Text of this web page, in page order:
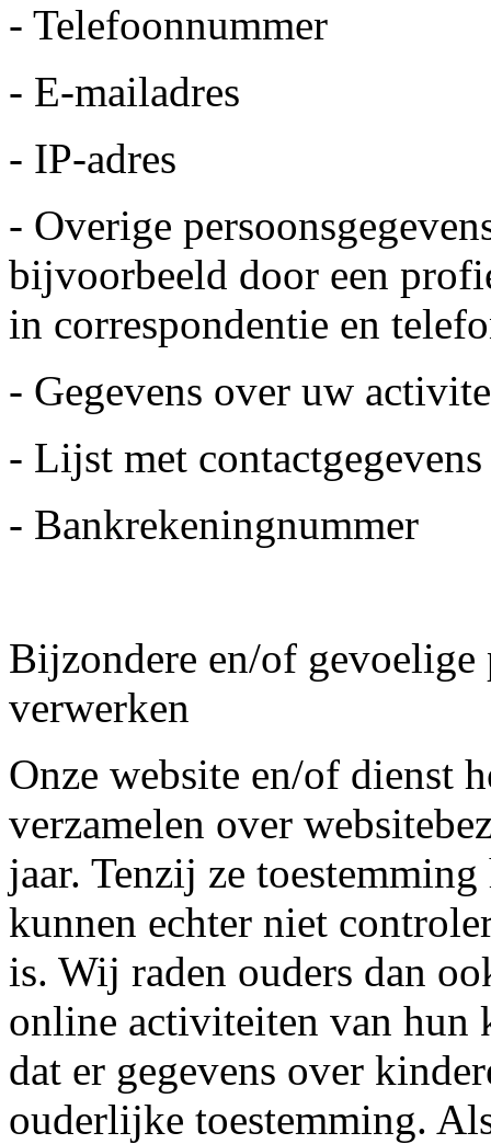
- Telefoonnummer
- E-mailadres
- IP-adres
- Overige
bijvoorbeeld door een
in correspondentie en
- Gegevens over uw
- Lijst met
- Bankrekeningnummer
Bijzondere en/of gevoelige
verwerken
Onze website en/of dienst
verzamelen over
jaar. Tenzij ze
kunnen echter niet
is. Wij raden ouders dan
online activiteiten van hun
dat er gegevens over
ouderlijke toestemming.